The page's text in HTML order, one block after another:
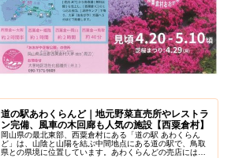
道の駅あわくらんど｜地元野菜直売所やレストラ
ン完備、風車の木回廊も人気の施設【西粟倉村】
岡山県の最北東部、西粟倉村にある「道の駅 あわくらん
ど」は、山陰と山陽を結ぶ中間地点にある道の駅で、鳥取
県との県境に位置しています。あわくらんどの売店には特